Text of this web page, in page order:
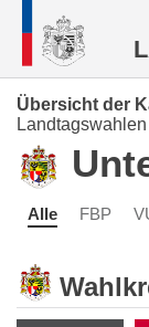
Übersicht der
Alle FBP